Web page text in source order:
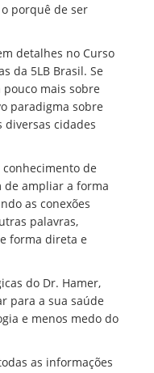
porquê de ser
detalhes no Curso
da 5LB Brasil. Se
mais sobre
paradigma sobre
diversas cidades
de
de ampliar a forma
as conexões
palavras,
forma direta e
do Dr. Hamer,
para a sua saúde
e menos medo do
as informações